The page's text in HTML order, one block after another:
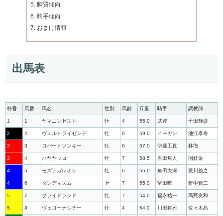
脚質傾向
騎手傾向
おまけ情報
出馬表
枠番 馬番 馬名 性別 馬齢 斤量 騎手 調教師
1 1 ヤマニンゼスト 牡 4 55.0 武豊 千田輝彦
2 2 ヴェルトライゼンデ 牡 6 59.0 イーガン 池江泰寿
3 3 ロバートソンキー 牡 6 57.0 伊藤工真 林徹
3 4 ハヤヤッコ 牡 7 58.5 吉田隼人 国枝栄
4 5 モズナガレボシ 牡 6 55.0 角田大河 荒川義之
4 6 ダンディズム セ 7 55.0 富田暁 野中賢二
5 7 プライドランド 牡 7 54.0 福永祐一 高野友和
5 8 ヴェローナシチー 牡 4 54.0 川田将雅 佐々木晶